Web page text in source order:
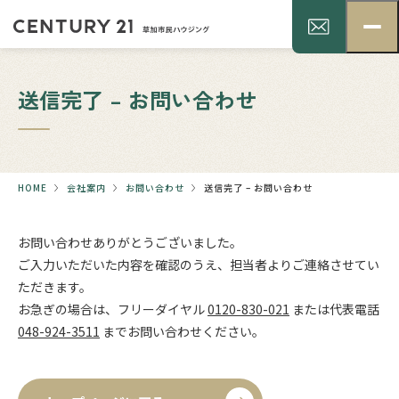
送信完了 – お問い合わせ
HOME 会社案内 お問い合わせ 送信完了 – お問い合わせ
お問い合わせありがとうございました。
ご入力いただいた内容を確認のうえ、担当者よりご連絡させてい
ただきます。
お急ぎの場合は、フリーダイヤル0120-830-021 または代表電話
048-924-3511 までお問い合わせください。